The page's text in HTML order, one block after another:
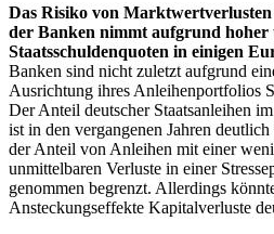
Das Risiko von
der Banken nimmt aufgrund hoher
Staatsschuldenquoten in einigen
Banken sind nicht zuletzt aufgrund
Ausrichtung ihres Anleihenportfolios
Der Anteil deutscher Staatsanleihen
ist in den vergangenen Jahren
der Anteil von Anleihen mit einer
unmittelbaren Verluste in einer
genommen begrenzt. Allerdings
Ansteckungseffekte Kapitalverluste